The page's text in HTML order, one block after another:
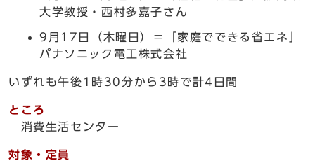
大学教授・西村多嘉子さん
9月17日（木曜日）＝「家庭でできる省エネ」
パナソニック電工株式会社
いずれも午後1時30分から3時で計4日間
ところ
消費生活センター
対象・定員